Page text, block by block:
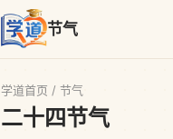
节气
学道首页 / 节气
二十四节气